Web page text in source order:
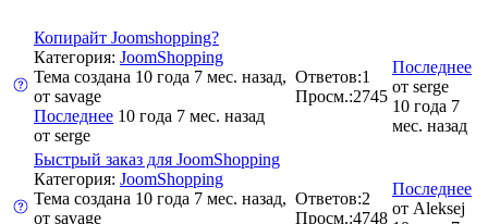
Копирайт Joomshopping?
Категория: JoomShopping
Тема создана 10 года 7 мес. назад,
от savage
Последнее 10 года 7 мес. назад
от serge
Ответов:1
Просм.:2745
Последнее
от serge
10 года 7
мес. назад
Быстрый заказ для JoomShopping
Категория: JoomShopping
Тема создана 10 года 7 мес. назад,
от savage
Ответов:2
Просм.:4748
Последнее
от Aleksej